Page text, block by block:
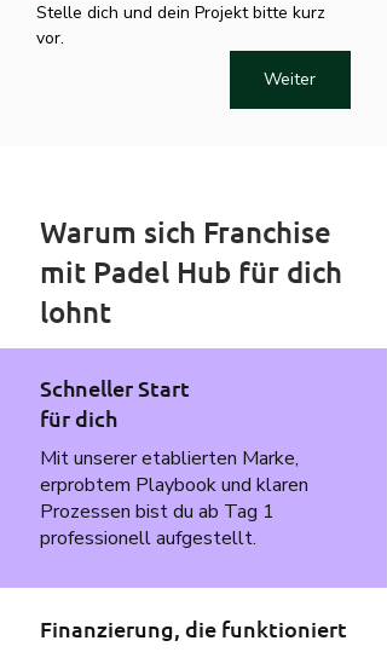
Stelle dich und dein Projekt bitte kurz
vor.
Weiter
Warum sich Franchise
mit Padel Hub für dich
lohnt
Schneller Start
für dich
Mit unserer etablierten Marke,
erprobtem Playbook und klaren
Prozessen bist du ab Tag 1
professionell aufgestellt.
Finanzierung, die funktioniert